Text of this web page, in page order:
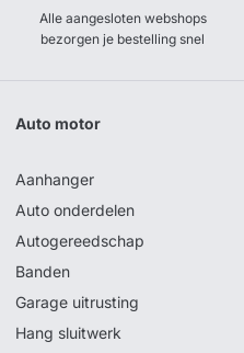
Alle aangesloten webshops
bezorgen je bestelling snel
Auto motor
Aanhanger
Auto onderdelen
Autogereedschap
Banden
Garage uitrusting
Hang sluitwerk